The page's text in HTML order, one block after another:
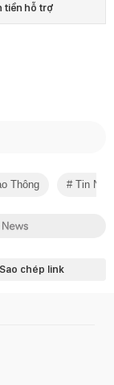
tiền hỗ trợ
Thông Tin
Sao chép link